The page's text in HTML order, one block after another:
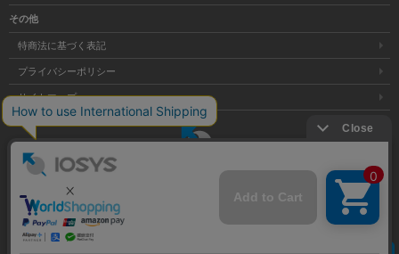
その他
特商法に基づく表記
プライバシーポリシー
サイトマップ
大阪府公安委員会発行 古物商許可証 第621121002176号
Copyright © 株式会社イオシス All Rights Reserved. クリア